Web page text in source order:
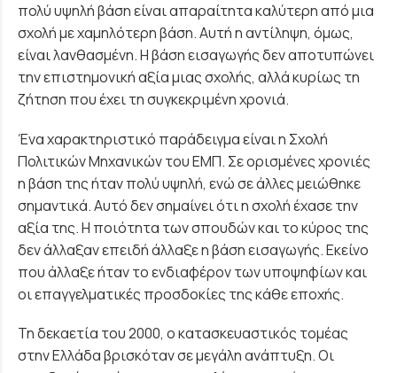
πολύ υψηλή βάση είναι απαραίτητα καλύτερη από μια
σχολή με χαμηλότερη βάση. Αυτή η αντίληψη, όμως,
είναι λανθασμένη. Η βάση εισαγωγής δεν αποτυπώνει
την επιστημονική αξία μιας σχολής, αλλά κυρίως τη
ζήτηση που έχει τη συγκεκριμένη χρονιά.
Ένα χαρακτηριστικό παράδειγμα είναι η Σχολή
Πολιτικών Μηχανικών του ΕΜΠ. Σε ορισμένες χρονιές
η βάση της ήταν πολύ υψηλή, ενώ σε άλλες μειώθηκε
σημαντικά. Αυτό δεν σημαίνει ότι η σχολή έχασε την
αξία της. Η ποιότητα των σπουδών και το κύρος της
δεν άλλαξαν επειδή άλλαξε η βάση εισαγωγής. Εκείνο
που άλλαξε ήταν το ενδιαφέρον των υποψηφίων και
οι επαγγελματικές προσδοκίες της κάθε εποχής.
Τη δεκαετία του 2000, ο κατασκευαστικός τομέας
στην Ελλάδα βρισκόταν σε μεγάλη ανάπτυξη. Οι